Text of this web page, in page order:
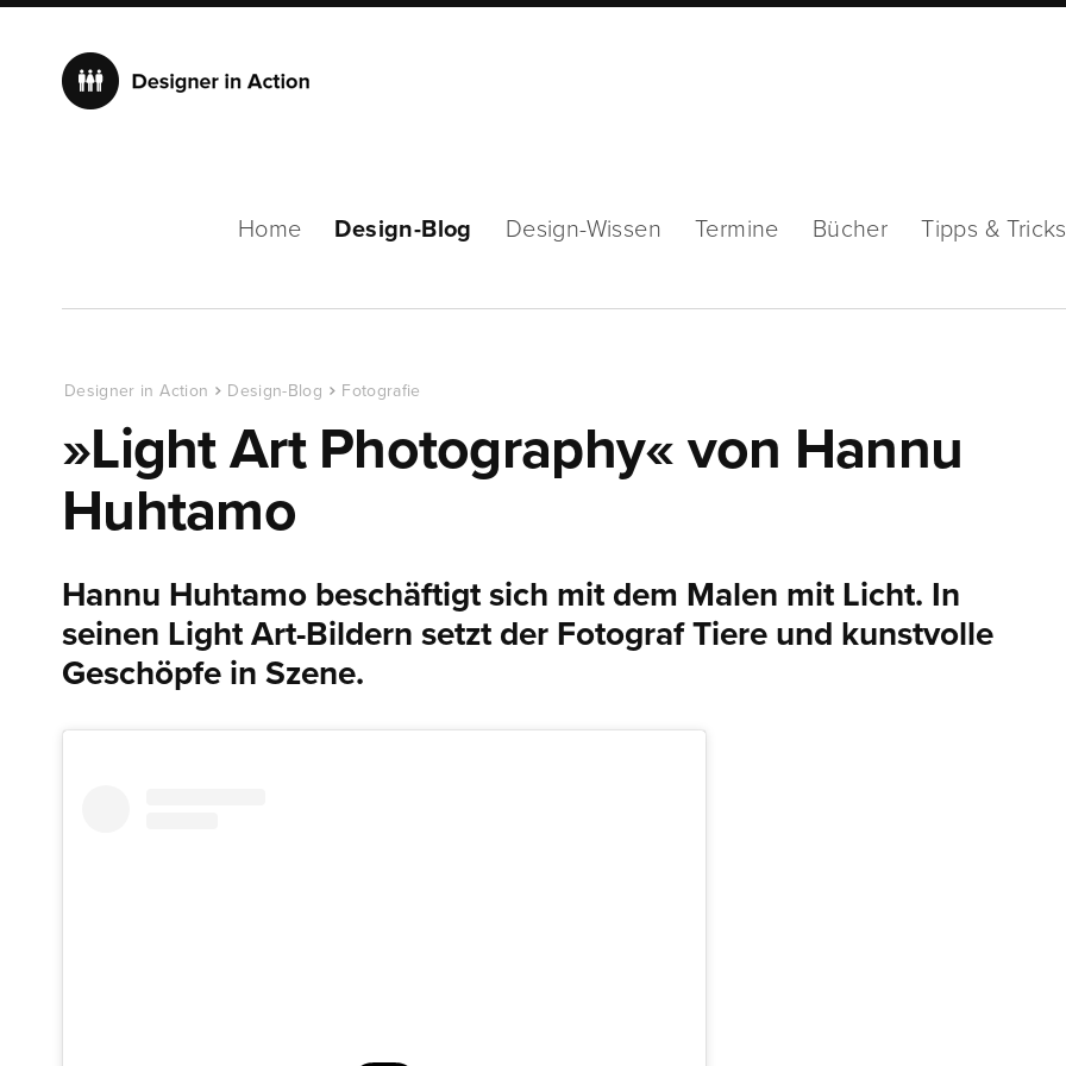
Home Design-Blog Design-Wissen Termine Bücher Tipps & Tricks
Designer in Action Design-Blog Fotografie
»Light Art Photography« von Hannu
Huhtamo
Hannu Huhtamo beschäftigt sich mit dem Malen mit Licht. In
seinen Light Art-Bildern setzt der Fotograf Tiere und kunstvolle
Geschöpfe in Szene.